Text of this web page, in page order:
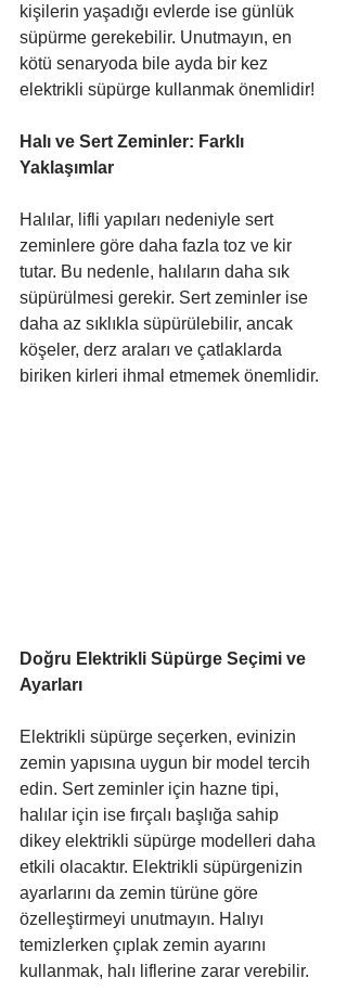
kişilerin yaşadığı evlerde ise günlük
süpürme gerekebilir. Unutmayın, en
kötü senaryoda bile ayda bir kez
elektrikli süpürge kullanmak önemlidir!
Halı ve Sert Zeminler: Farklı
Yaklaşımlar
Halılar, lifli yapıları nedeniyle sert
zeminlere göre daha fazla toz ve kir
tutar. Bu nedenle, halıların daha sık
süpürülmesi gerekir. Sert zeminler ise
daha az sıklıkla süpürülebilir, ancak
köşeler, derz araları ve çatlaklarda
biriken kirleri ihmal etmemek önemlidir.
Doğru Elektrikli Süpürge Seçimi ve
Ayarları
Elektrikli süpürge seçerken, evinizin
zemin yapısına uygun bir model tercih
edin. Sert zeminler için hazne tipi,
halılar için ise fırçalı başlığa sahip
dikey elektrikli süpürge modelleri daha
etkili olacaktır. Elektrikli süpürgenizin
ayarlarını da zemin türüne göre
özelleştirmeyi unutmayın. Halıyı
temizlerken çıplak zemin ayarını
kullanmak, halı liflerine zarar verebilir.